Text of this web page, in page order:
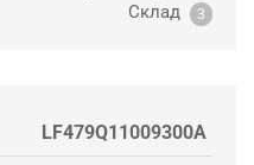
Склад 3
LF479Q11009300A